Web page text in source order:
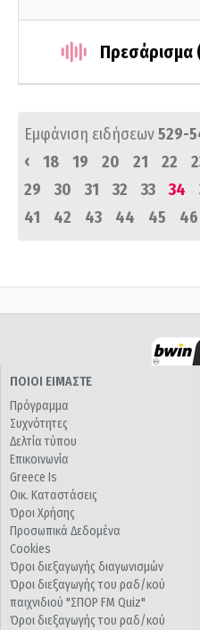
Εμφάνιση ειδήσεων529-
‹
18 19 20 21 22
29
30 31 32 33 34
41
42 43 44 45 46
ΠΟΙΟΙ ΕΙΜΑΣΤΕ
Πρόγραμμα
Συχνότητες
Δελτία τύπου
Επικοινωνία
Greece Is
Οικ. Καταστάσεις
Όροι Χρήσης
Προσωπικά Δεδομένα
Cookies
Όροι διεξαγωγής διαγωνισμών
Όροι διεξαγωγής του ραδ/κού
παιχνιδιού "ΣΠΟΡ FM Quiz"
Όροι διεξαγωγής του ραδ/κού